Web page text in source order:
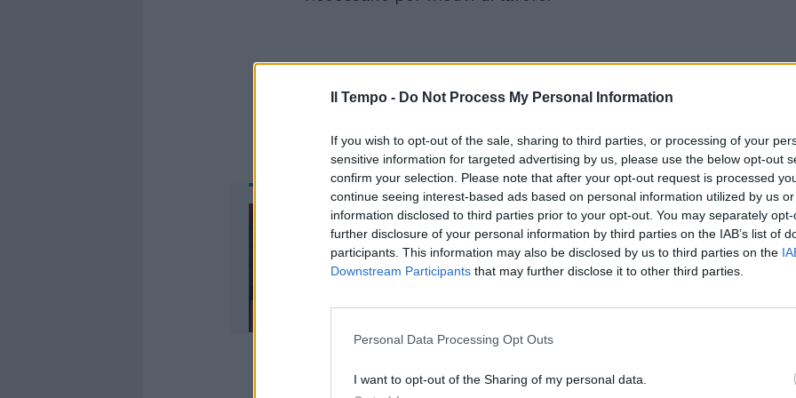
Il Tempo - Do Not Process My Personal Information
If you wish to opt-out of the sale, sharing to third parties, or processing of your
sensitive information for targeted advertising by us, please use the below opt-out
confirm your selection. Please note that after your opt-out request is processed
continue seeing interest-based ads based on personal information utilized by us
information disclosed to third parties prior to your opt-out. You may separately
further disclosure of your personal information by third parties on the IAB’s list of
participants. This information may also be disclosed by us to third parties on the
Downstream Participants that may further disclose it to other third parties.
Personal Data Processing Opt Outs
I want to opt-out of the Sharing of my personal data.
"Gestione fallimentare
della pandemia". Il
rapporto che accusa
Boris Johnson